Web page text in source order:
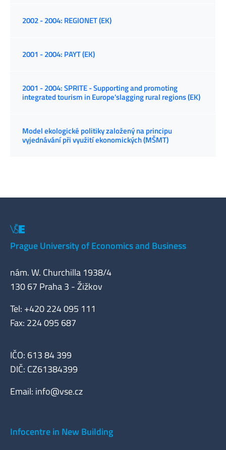
2002 - 2004: REGIONET (EK)
2001 - 2004: PAYT (EK)
2001 - 2004: SPRITE - Supporting and promoting
integrated tourism in Europe'slagging rural regions (EK)
Model ekologické politiky založený na principu
vyjednávání při využití ekonomických (MŠMT)
Prague University of Economics and Business
nám. W. Churchilla 1938/4
130 67 Praha 3 - Žižkov
Tel: +420 224 095 111
Fax: 224 095 687
IČO: 613 84 399
DIČ: CZ61384399
Email: info@vse.cz
Infocentre in New Building